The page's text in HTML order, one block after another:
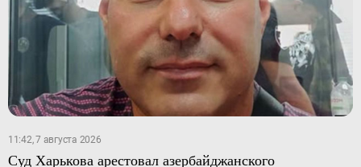
11:42, 7 августа 2026
Суд Харькова арестовал азербайджанского